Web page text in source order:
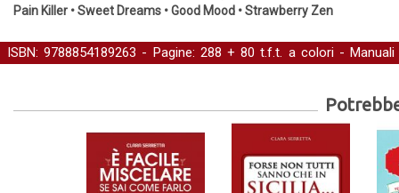
Pain Killer • Sweet Dreams • Good Mood • Strawberry Zen
ISBN: 9788854189263 - Pagine: 288 + 80 t.f.t. a colori -